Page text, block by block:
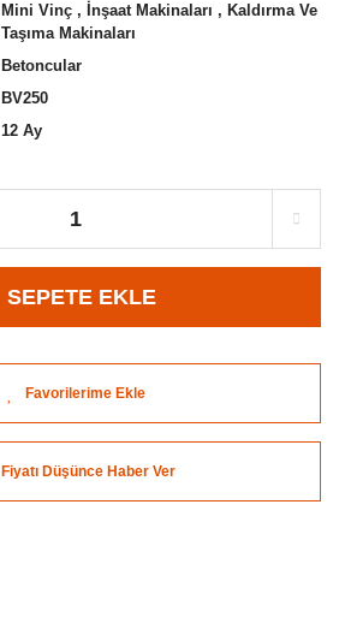
Mini Vinç , İnşaat Makinaları , Kaldırma Ve
Taşıma Makinaları
Betoncular
BV250
12 Ay
SEPETE EKLE
Fiyatı Düşünce Haber Ver